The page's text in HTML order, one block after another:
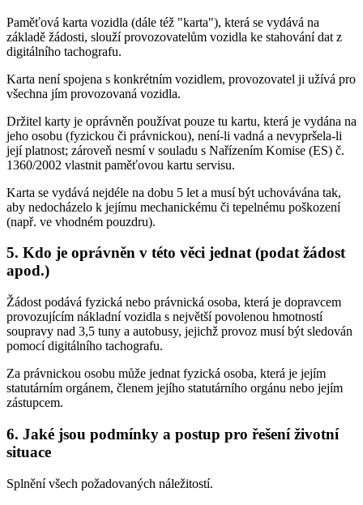
Paměťová karta vozidla (dále též "karta"), která se vydává na
základě žádosti, slouží provozovatelům vozidla ke stahování dat z
digitálního tachografu.
Karta není spojena s konkrétním vozidlem, provozovatel ji užívá pro
všechna jím provozovaná vozidla.
Držitel karty je oprávněn používat pouze tu kartu, která je vydána na
jeho osobu (fyzickou či právnickou), není-li vadná a nevypršela-li
její platnost; zároveň nesmí v souladu s Nařízením Komise (ES) č.
1360/2002 vlastnit paměťovou kartu servisu.
Karta se vydává nejdéle na dobu 5 let a musí být uchovávána tak,
aby nedocházelo k jejímu mechanickému či tepelnému poškození
(např. ve vhodném pouzdru).
5. Kdo je oprávněn v této věci jednat (podat žádost
apod.)
Žádost podává fyzická nebo právnická osoba, která je dopravcem
provozujícím nákladní vozidla s největší povolenou hmotností
soupravy nad 3,5 tuny a autobusy, jejichž provoz musí být sledován
pomocí digitálního tachografu.
Za právnickou osobu může jednat fyzická osoba, která je jejím
statutárním orgánem, členem jejího statutárního orgánu nebo jejím
zástupcem.
6. Jaké jsou podmínky a postup pro řešení životní
situace
Splnění všech požadovaných náležitostí.